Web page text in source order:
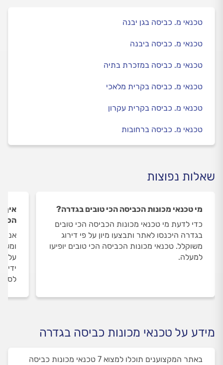
טכנאי מ. כביסה בגן יבנה
טכנאי מ. כביסה ביבנה
טכנאי מ. כביסה במזכרת בתיה
טכנאי מ. כביסה בקרית מלאכי
טכנאי מ. כביסה בקרית עקרון
טכנאי מ. כביסה ברחובות
שאלות נפוצות
מי טכנאי מכונות הכביסה הכי טובים בגדרה?
כדי לדעת מי טכנאי מכונות הכביסה הכי טובים
בגדרה היכנסו לאתר ותבצעו מיון על פי דירוג
משוקלל. טכנאי מכונות הכביסה הכי טובים יופיעו
למעלה.
איך
על
ידי
מידע על טכנאי מכונות כביסה בגדרה
באתר המקצוענים תוכלו למצוא 7 טכנאי מכונות כביסה